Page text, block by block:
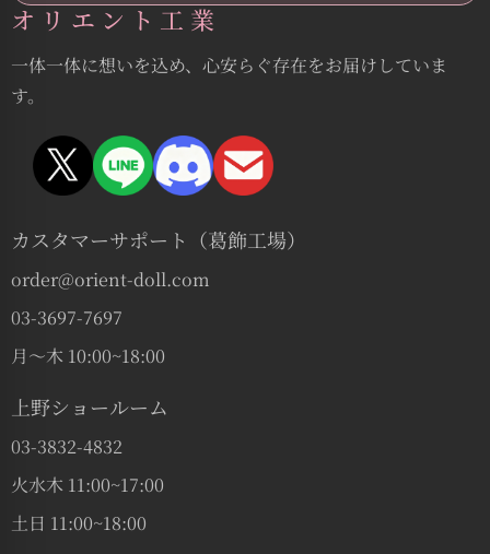
オリエント工業
一体一体に想いを込め、心安らぐ存在をお届けしていま
す。
カスタマーサポート（葛飾工場）
order@orient-doll.com
03-3697-7697
月〜木 10:00~18:00
上野ショールーム
03-3832-4832
火水木 11:00~17:00
土日 11:00~18:00